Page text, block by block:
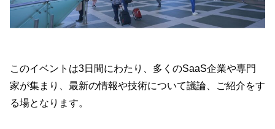
このイベントは3日間にわたり、多くのSaaS企業や専門
家が集まり、最新の情報や技術について議論、ご紹介をす
る場となります。